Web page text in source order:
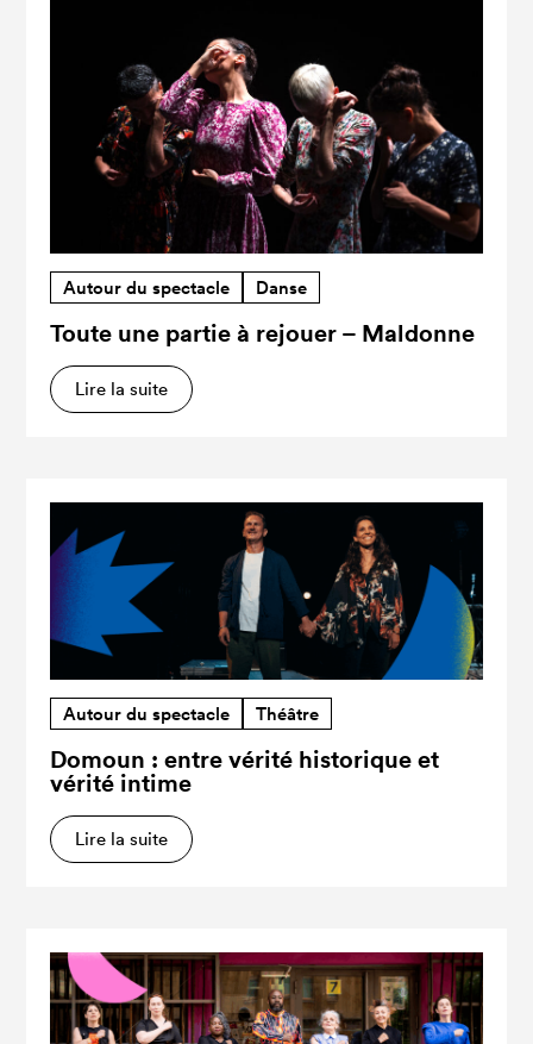
Autour du spectacle Danse
Toute une partie à rejouer – Maldonne
Lire la suite
Autour du spectacle Théâtre
Domoun : entre vérité historique et
vérité intime
Lire la suite